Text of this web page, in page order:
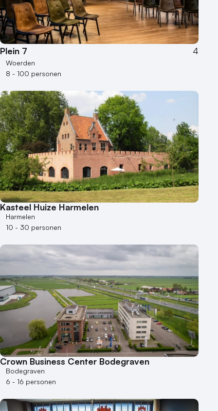
Plein 7 4
Woerden
8 - 100 personen
Kasteel Huize Harmelen
Harmelen
10 - 30 personen
Crown Business Center Bodegraven
Bodegraven
6 - 16 personen